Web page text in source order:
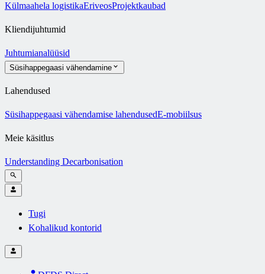
Külmaahela logistikaEriveosProjektkaubad
Kliendijuhtumid
Juhtumianalüüsid
Süsihappegaasi vähendamine
Lahendused
Süsihappegaasi vähendamise lahendusedE-mobiilsus
Meie käsitlus
Understanding Decarbonisation
Tugi
Kohalikud kontorid